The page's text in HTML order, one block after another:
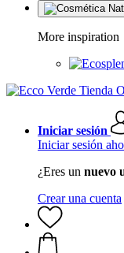
More inspiration
Iniciar sesión
Iniciar sesión
¿Eres un nuevo
Crear una cuenta